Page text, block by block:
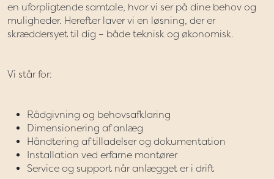
en uforpligtende samtale, hvor vi ser på dine behov og
muligheder. Herefter laver vi en løsning, der er
skræddersyet til dig – både teknisk og økonomisk.
Vi står for:
Rådgivning og behovsafklaring
Dimensionering af anlæg
Håndtering af tilladelser og dokumentation
Installation ved erfarne montører
Service og support når anlægget er i drift